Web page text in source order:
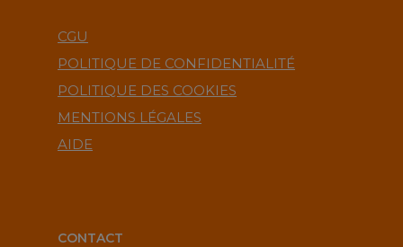
CGU
POLITIQUE DE CONFIDENTIALITÉ
POLITIQUE DES COOKIES
MENTIONS LÉGALES
AIDE
CONTACT